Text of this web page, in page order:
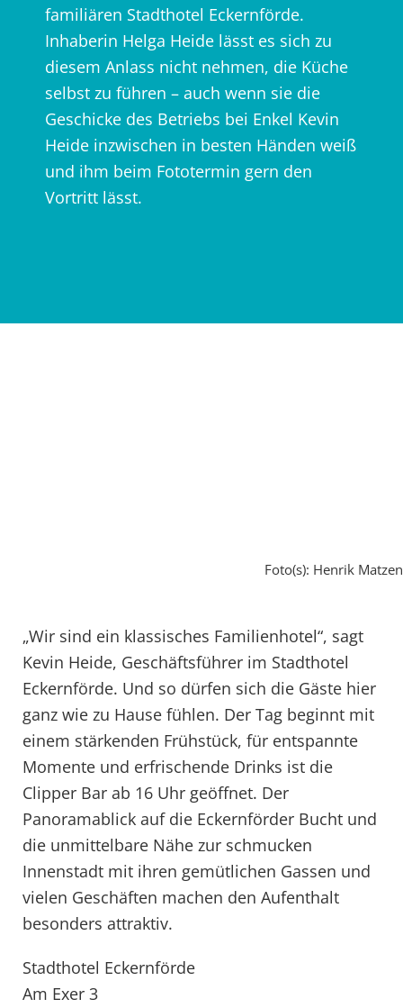
familiären Stadthotel Eckernförde.
Inhaberin Helga Heide lässt es sich zu
diesem Anlass nicht nehmen, die Küche
selbst zu führen – auch wenn sie die
Geschicke des Betriebs bei Enkel Kevin
Heide inzwischen in besten Händen weiß
und ihm beim Fototermin gern den
Vortritt lässt.
Foto(s): Henrik Matzen
„Wir sind ein klassisches Familienhotel“, sagt
Kevin Heide, Geschäftsführer im Stadthotel
Eckernförde. Und so dürfen sich die Gäste hier
ganz wie zu Hause fühlen. Der Tag beginnt mit
einem stärkenden Frühstück, für entspannte
Momente und erfrischende Drinks ist die
Clipper Bar ab 16 Uhr geöffnet. Der
Panoramablick auf die Eckernförder Bucht und
die unmittelbare Nähe zur schmucken
Innenstadt mit ihren gemütlichen Gassen und
vielen Geschäften machen den Aufenthalt
besonders attraktiv.
Stadthotel Eckernförde
Am Exer 3